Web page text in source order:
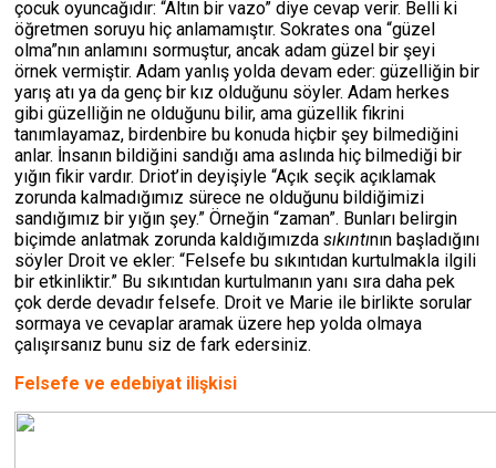
çocuk oyuncağıdır: “Altın bir vazo” diye cevap verir. Belli ki
öğretmen soruyu hiç anlamamıştır. Sokrates ona “güzel
olma”nın anlamını sormuştur, ancak adam güzel bir şeyi
örnek vermiştir. Adam yanlış yolda devam eder: güzelliğin bir
yarış atı ya da genç bir kız olduğunu söyler. Adam herkes
gibi güzelliğin ne olduğunu bilir, ama güzellik fikrini
tanımlayamaz, birdenbire bu konuda hiçbir şey bilmediğini
anlar. İnsanın bildiğini sandığı ama aslında hiç bilmediği bir
yığın fikir vardır. Driot’in deyişiyle “Açık seçik açıklamak
zorunda kalmadığımız sürece ne olduğunu bildiğimizi
sandığımız bir yığın şey.” Örneğin “zaman”. Bunları belirgin
biçimde anlatmak zorunda kaldığımızda sıkıntının başladığını
söyler Droit ve ekler: “Felsefe bu sıkıntıdan kurtulmakla ilgili
bir etkinliktir.” Bu sıkıntıdan kurtulmanın yanı sıra daha pek
çok derde devadır felsefe. Droit ve Marie ile birlikte sorular
sormaya ve cevaplar aramak üzere hep yolda olmaya
çalışırsanız bunu siz de fark edersiniz.
Felsefe ve edebiyat ilişkisi